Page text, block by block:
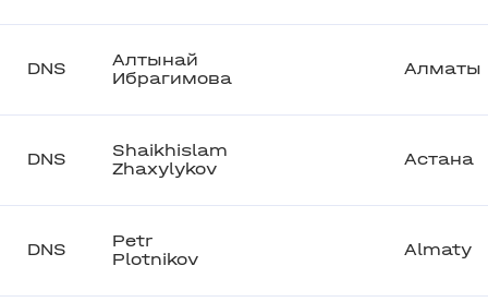
DNS
Алтынай
Ибрагимова
Алматы
DNS
Shaikhislam
Zhaxylykov
Астана
DNS
Petr
Plotnikov
Almaty